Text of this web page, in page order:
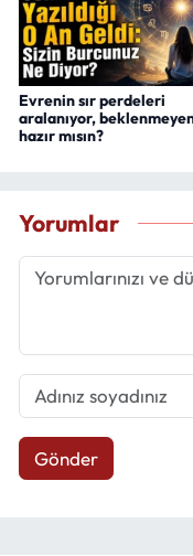
Evrenin sır perdeleri
aralanıyor,
hazır mısın?
Yorumlar
Gönder